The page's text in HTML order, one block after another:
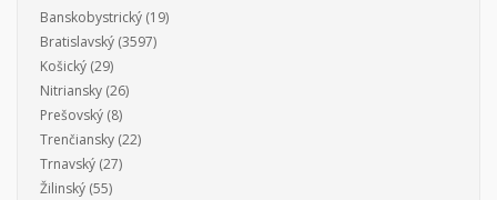
Banskobystrický (19)
Bratislavský (3597)
Košický (29)
Nitriansky (26)
Prešovský (8)
Trenčiansky (22)
Trnavský (27)
Žilinský (55)